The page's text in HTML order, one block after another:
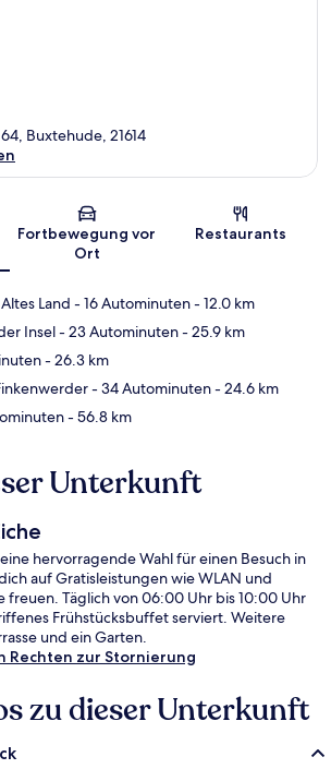
Karte
Buxtehude, 21614
Fortbewegung vor
Ort
Restaurants
Land - 16 Autominuten- 12.0 km
Insel- 23 Autominuten- 25.9 km
- 26.3 km
- 34 Autominuten- 24.6 km
- 56.8 km
Unterkunft
hervorragende Wahl für einen Besuch in
auf Gratisleistungen wie WLAN und
freuen. Täglich von 06:00 Uhr bis 10:00 Uhr
Frühstücksbuffet serviert. Weitere
und ein Garten.
Rechten zur Stornierung
zu dieser Unterkunft